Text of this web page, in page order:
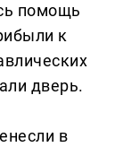
помощь
к
дверь.
в